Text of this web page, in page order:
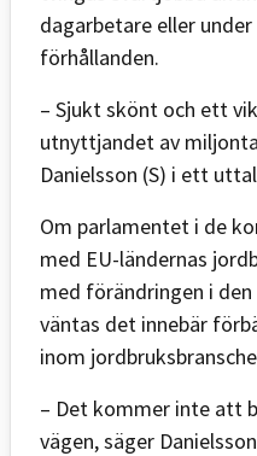
dagarbetare eller
förhållanden.
– Sjukt skönt och ett
utnyttjandet av
Danielsson (S) i ett
Om parlamentet i de
med EU-ländernas
med förändringen i
väntas det innebär
inom
– Det kommer inte att
vägen, säger